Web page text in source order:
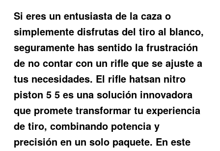
Si eres un entusiasta de la caza o
simplemente disfrutas del tiro al blanco,
seguramente has sentido la frustración
de no contar con un rifle que se ajuste a
tus necesidades. El rifle hatsan nitro
piston 5 5 es una solución innovadora
que promete transformar tu experiencia
de tiro, combinando potencia y
precisión en un solo paquete. En este